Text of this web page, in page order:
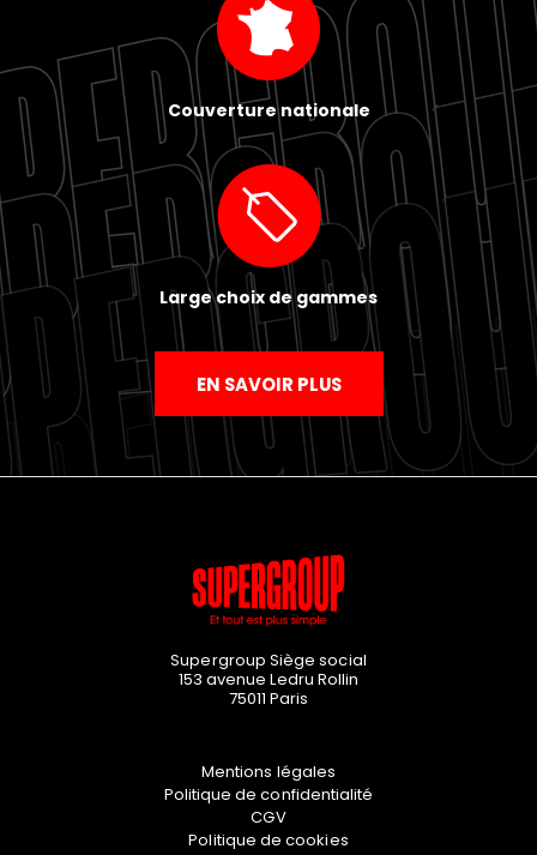
Couverture nationale
Large choix de gammes
EN SAVOIR PLUS
Supergroup Siège social
153 avenue Ledru Rollin
75011 Paris
Mentions légales
Politique de confidentialité
CGV
Politique de cookies